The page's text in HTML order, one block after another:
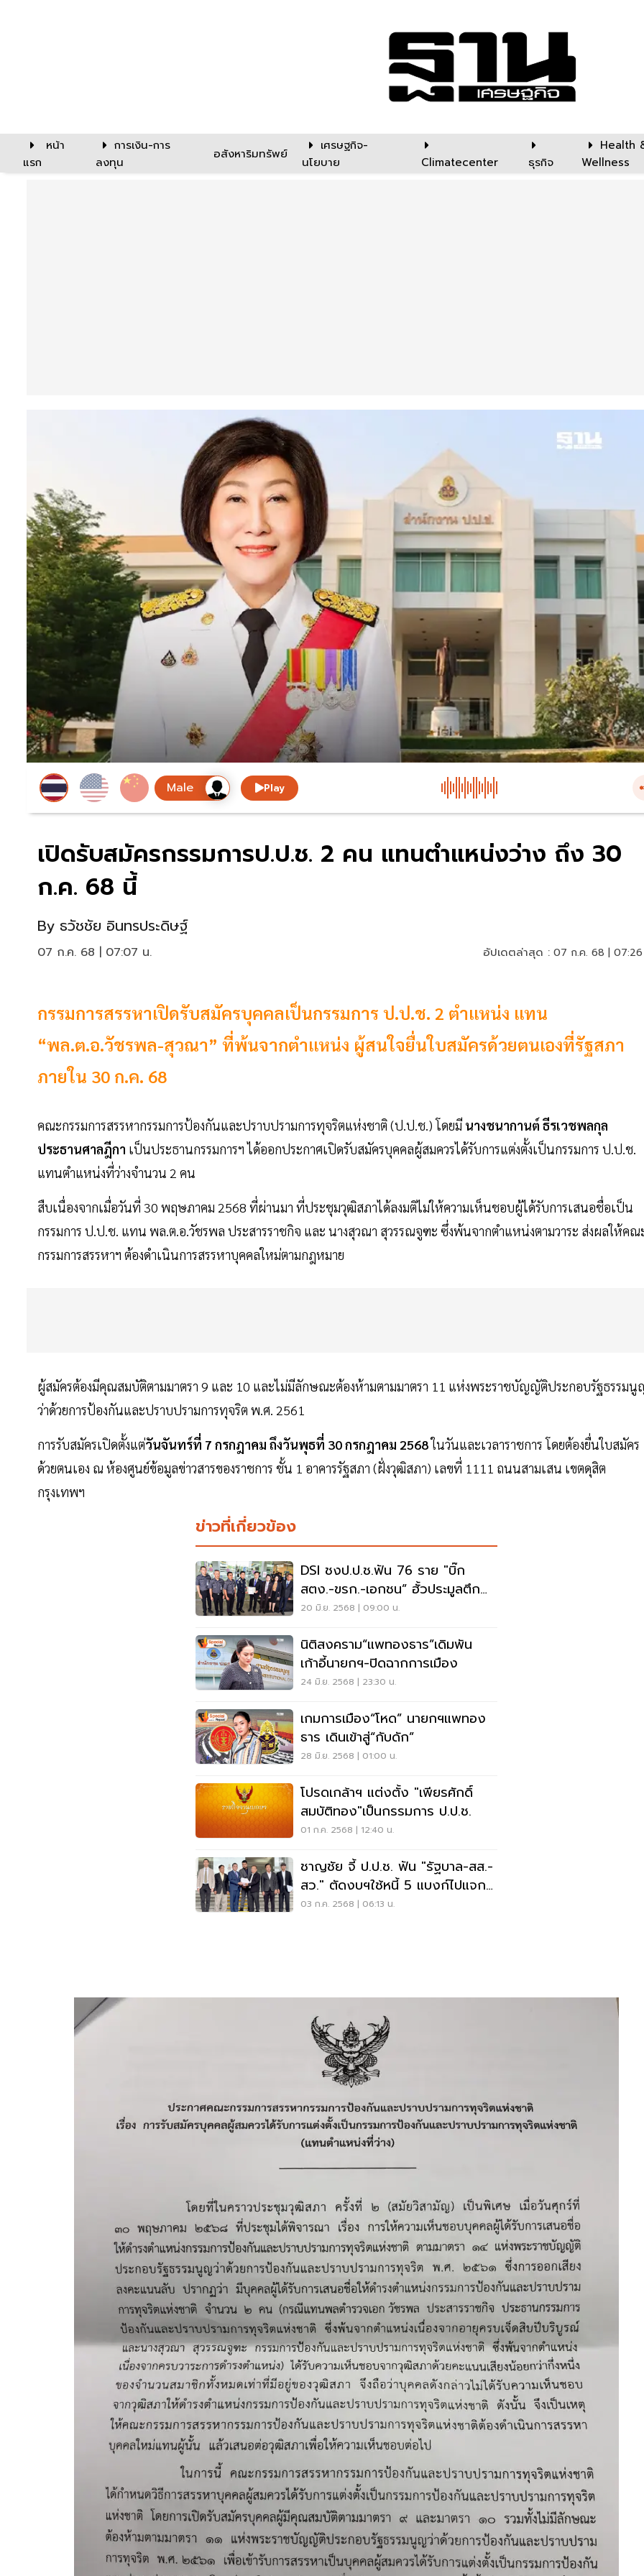
หน้า
แรก
การเงิน-การ
ลงทุน
อสังหาริมทรัพย์
เศรษฐกิจ-
นโยบาย
Climatecenter ธุรกิจ
Health
Wellness
Play
เปิดรับสมัครกรรมการป.ป.ช. 2 คน แทนตำแหน่งว่าง ถึง 30
ก.ค. 68 นี้
By ธวัชชัย อินทรประดิษฐ์
07 ก.ค. 68 | 07:07 น. อัปเดตล่าสุด : 07 ก.ค. 68 |
กรรมการสรรหาเปิดรับสมัครบุคคลเป็นกรรมการ ป.ป.ช. 2 ตำแหน่ง แทน
“พล.ต.อ.วัชรพล-สุวณา” ที่พ้นจากตำแหน่ง ผู้สนใจยื่นใบสมัครด้วยตนเองที่รัฐสภา
ภายใน 30 ก.ค. 68
คณะกรรมการสรรหากรรมการป้องกันและปราบปรามการทุจริตแห่งชาติ (ป.ป.ช.) โดยมี นางชนากานต์ ธีรเวชพลกุล
ประธานศาลฎีกา เป็นประธานกรรมการฯ ได้ออกประกาศเปิดรับสมัครบุคคลผู้สมควรได้รับการแต่งตั้งเป็นกรรมการ ป.ป.ช.
แทนตำแหน่งที่ว่างจำนวน 2 คน
สืบเนื่องจากเมื่อวันที่ 30 พฤษภาคม 2568 ที่ผ่านมา ที่ประชุมวุฒิสภาได้ลงมติไม่ให้ความเห็นชอบผู้ได้รับการเสนอชื่อเป็น
กรรมการ ป.ป.ช. แทน พล.ต.อ.วัชรพล ประสารราชกิจ และ นางสุวณา สุวรรณจูฑะ ซึ่งพ้นจากตำแหน่งตามวาระ ส่งผลให้คณ
กรรมการสรรหาฯ ต้องดำเนินการสรรหาบุคคลใหม่ตามกฎหมาย
ผู้สมัครต้องมีคุณสมบัติตามมาตรา 9 และ 10 และไม่มีลักษณะต้องห้ามตามมาตรา 11 แห่งพระราชบัญญัติประกอบรัฐธรรมนู
ว่าด้วยการป้องกันและปราบปรามการทุจริต พ.ศ. 2561
การรับสมัครเปิดตั้งแต่วันจันทร์ที่ 7 กรกฎาคม ถึงวันพุธที่ 30 กรกฎาคม 2568ในวันและเวลาราชการ โดยต้องยื่นใบสมัคร
ด้วยตนเอง ณ ห้องศูนย์ข้อมูลข่าวสารของราชการ ชั้น 1 อาคารรัฐสภา (ฝั่งวุฒิสภา) เลขที่ 1111 ถนนสามเสน เขตดุสิต
กรุงเทพฯ
ข่าวที่เกี่ยวข้อง
DSI ชงป.ป.ช.ฟัน 76 ราย "บิ๊ก
สตง.-ขรก.-เอกชน” ฮั้วประมูลตึก
สตง.
20 มิ.ย. 2568 | 09:00 น.
นิติสงคราม“แพทองธาร”เดิมพัน
เก้าอี้นายกฯ-ปิดฉากการเมือง
24 มิ.ย. 2568 | 23:30 น.
เกมการเมือง“โหด” นายกฯแพทอง
ธาร เดินเข้าสู่“กับดัก”
28 มิ.ย. 2568 | 01:00 น.
โปรดเกล้าฯ แต่งตั้ง "เพียรศักดิ์
สมบัติทอง"เป็นกรรมการ ป.ป.ช.
01 ก.ค. 2568 | 12:40 น.
ชาญชัย จี้ ป.ป.ช. ฟัน "รัฐบาล-สส.-
สว." ตัดงบฯใช้หนี้ 5 แบงก์ไปแจก
เงินหมื่น
03 ก.ค. 2568 | 06:13 น.